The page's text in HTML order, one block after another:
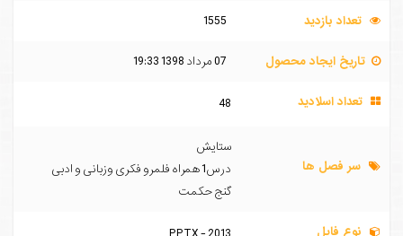
تعداد بازدید 1555
تاریخ ایجاد محصول 07 مرداد 1398 19:33
تعداد اسلادید 48
سر فصل ها
ستایش
درس1 همراه فلمرو فکری وزبانی و ادبی
گنج حکمت
نوع فایل